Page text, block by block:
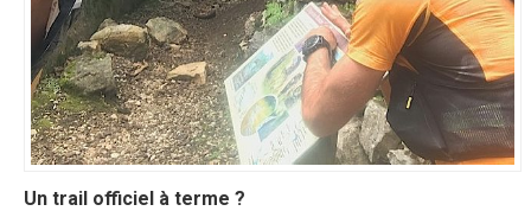
Un trail officiel à terme ?